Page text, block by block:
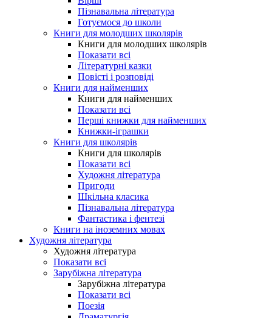
Пізнавальна література
Готуємося до школи
Книги для молодших школярів
Книги для молодших школярів
Показати всі
Літературні казки
Повісті і розповіді
Книги для найменших
Книги для найменших
Показати всі
Перші книжки для найменших
Книжки-іграшки
Книги для школярів
Книги для школярів
Показати всі
Художня література
Пригоди
Шкільна класика
Пізнавальна література
Фантастика і фентезі
Книги на іноземних мовах
Художня література
Художня література
Показати всі
Зарубіжна література
Зарубіжна література
Показати всі
Поезія